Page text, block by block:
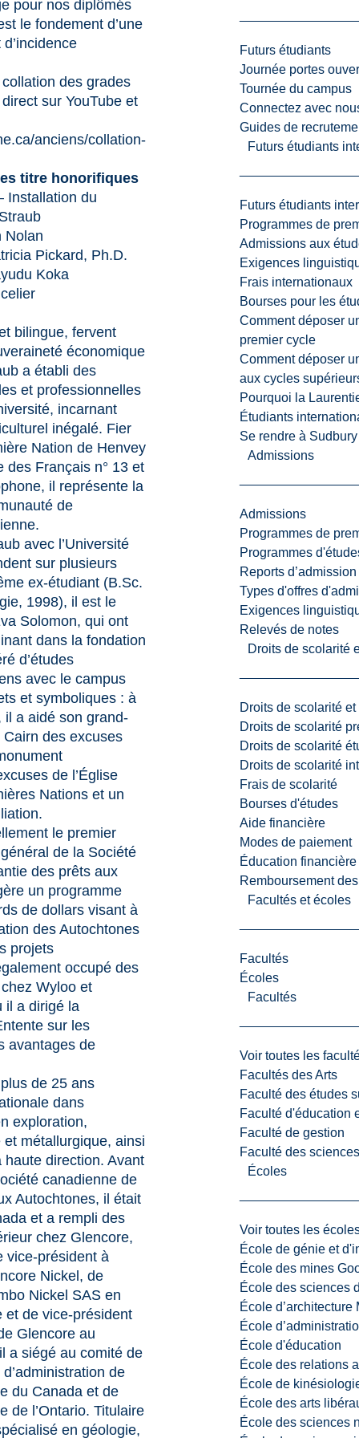
Futurs étudiants
Journée portes
Tournée du campus
Connectez avec
Guides de
Futurs étudiants
Futurs étudiants
Programmes de
Admissions aux
Exigences
Frais internationaux
Bourses pour les
Comment déposer
premier cycle
Comment déposer
aux cycles
Pourquoi la
Étudiants
Se rendre à Sudbury
Admissions
Admissions
Programmes de
Programmes
Reports d’admission
Types d'offres
Exigences
Relevés de notes
Droits de scolarité
Droits de scolarité
Droits de scolarité
Droits de scolarité
Droits de scolarité
Frais de scolarité
Bourses d'études
Aide financière
Modes de paiement
Éducation financière
Remboursement
Facultés et écoles
Facultés
Écoles
Facultés
Voir toutes les
Facultés des Arts
Faculté des études
Faculté d'éducation
Faculté de gestion
Faculté des
Écoles
Voir toutes les
École de génie et
École des mines
École des sciences
École d’architecture
École
École d'éducation
École des relations
École de
École des arts
École des sciences
pour nos diplômés
le fondement d’une
des grades
sur YouTube et
anciens/collation-
titre honorifiques
Installation du
Nolan
Pickard, Ph.D.
Koka
bilingue, fervent
économique
a établi des
et professionnelles
incarnant
inégalé. Fier
Nation de Henvey
des Français n° 13 et
il représente la
de
avec l’Université
sur plusieurs
ex-étudiant (B.Sc.
1998), il est le
Solomon, qui ont
dans la fondation
d’études
avec le campus
et symboliques : à
il a aidé son grand-
des excuses
de l’Église
Nations et un
le premier
de la Société
des prêts aux
un programme
de dollars visant à
des Autochtones
projets
occupé des
Wyloo et
il a dirigé la
sur les
avantages de
de 25 ans
dans
exploration,
métallurgique, ainsi
direction. Avant
canadienne de
Autochtones, il était
et a rempli des
chez Glencore,
vice-président à
Nickel, de
Nickel SAS en
et de vice-président
Glencore au
a siégé au comité de
de
du Canada et de
de l’Ontario. Titulaire
en géologie,